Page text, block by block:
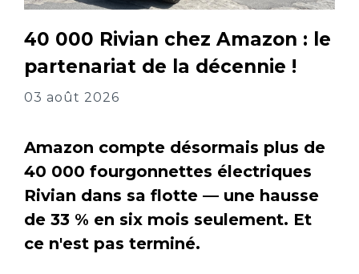
40 000 Rivian chez Amazon : le
partenariat de la décennie !
03 août 2026
Amazon compte désormais plus de
40 000 fourgonnettes électriques
Rivian dans sa flotte — une hausse
de 33 % en six mois seulement. Et
ce n'est pas terminé.